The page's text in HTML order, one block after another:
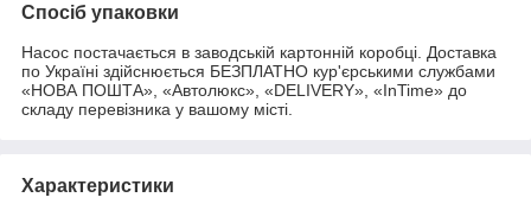
Спосіб упаковки
Насос постачається в заводській картонній коробці. Доставка
по Україні здійснюється БЕЗПЛАТНО кур'єрськими службами
«НОВА ПОШТА», «Автолюкс», «DELIVERY», «InTime» до
складу перевізника у вашому місті.
Характеристики